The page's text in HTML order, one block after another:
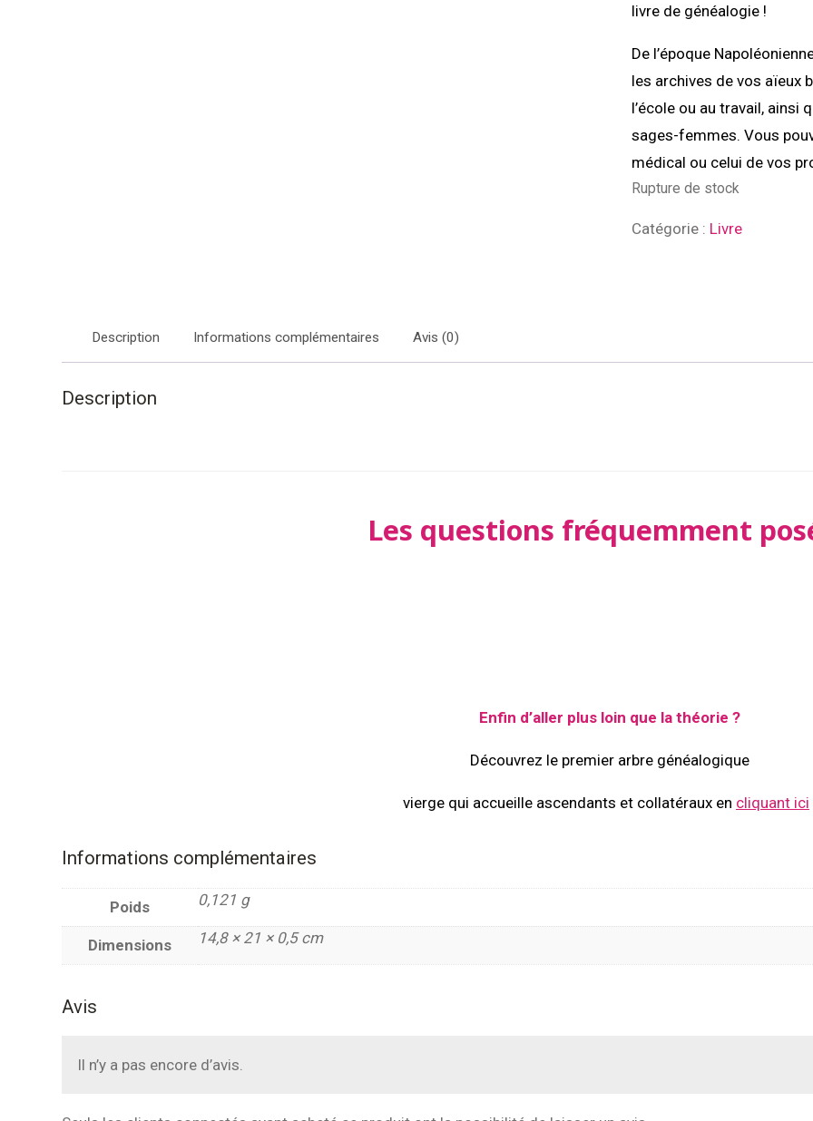
livre de généalogie !
De l’époque
les archives de vos aïeux
l’école ou au travail,
sages-femmes. Vous
médical ou celui de vos
Rupture de stock
Catégorie : Livre
Description Informations complémentaires Avis (0)
Description
Les questions fréquemment
Enfin d’aller plus loin que la théorie ?
Découvrez le premier arbre généalogique
vierge qui accueille ascendants et collatéraux en cliquant ici
Informations complémentaires
Poids 0,121 g
Dimensions 14,8 × 21 × 0,5 cm
Avis
Il n’y a pas encore d’avis.